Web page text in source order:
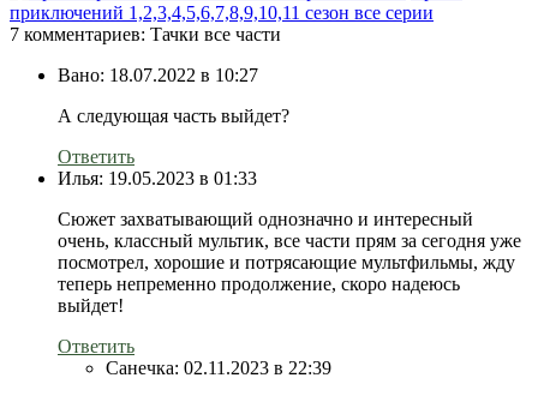
приключений 1,2,3,4,5,6,7,8,9,10,11 сезон все серии
7 комментариев: Тачки все части
Вано: 18.07.2022 в 10:27
А следующая часть выйдет?
Ответить
Илья: 19.05.2023 в 01:33
Сюжет захватывающий однозначно и интересный
очень, классный мультик, все части прям за сегодня уже
посмотрел, хорошие и потрясающие мультфильмы, жду
теперь непременно продолжение, скоро надеюсь
выйдет!
Ответить
Санечка: 02.11.2023 в 22:39